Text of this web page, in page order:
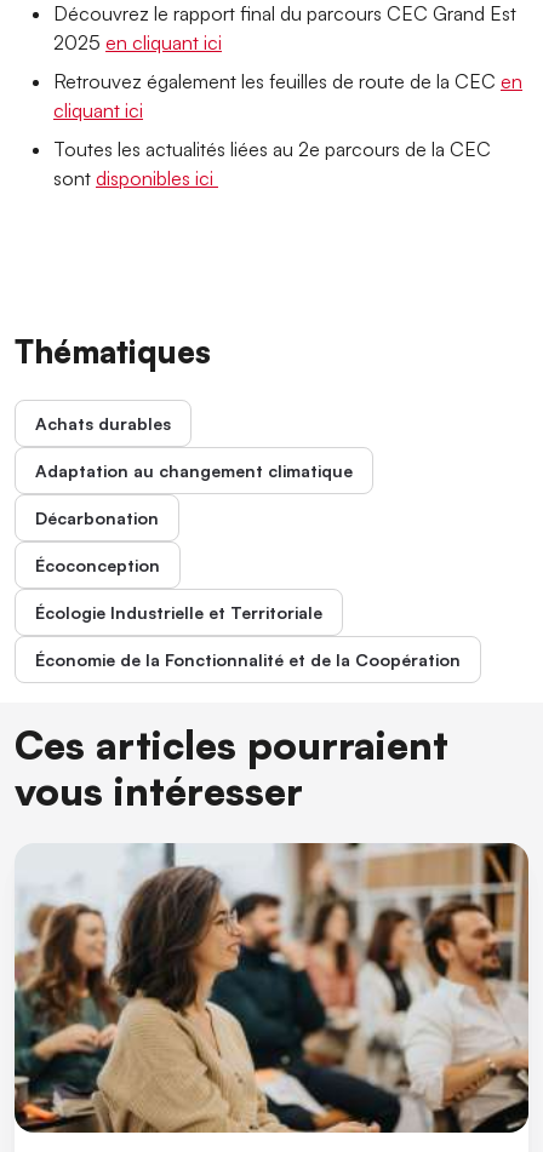
Découvrez le rapport final du parcours CEC Grand Est
2025 en cliquant ici
Retrouvez également les feuilles de route de la CEC en
cliquant ici
Toutes les actualités liées au 2e parcours de la CEC
sont disponibles ici
Thématiques
Achats durables
Adaptation au changement climatique
Décarbonation
Écoconception
Écologie Industrielle et Territoriale
Économie de la Fonctionnalité et de la Coopération
Ces articles pourraient
vous intéresser